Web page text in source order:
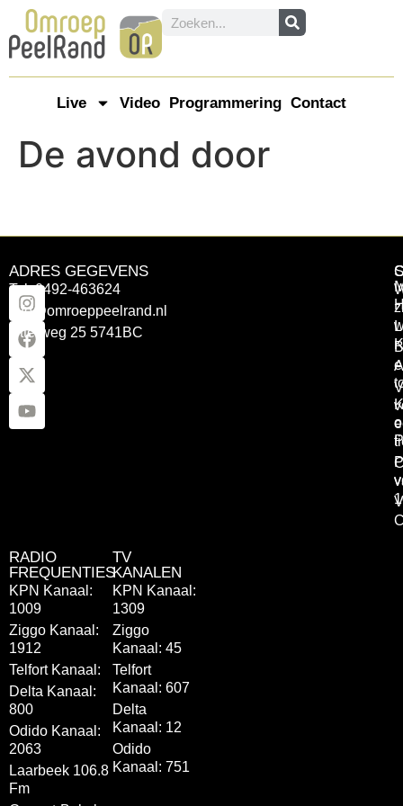
Live Video Programmering Contact
De avond door
ADRES GEGEVENS
Tel: 0492-463624
info@omroeppeelrand.nl
Otterweg 25 5741BC
RADIO
FREQUENTIES
KPN Kanaal:
1009
Ziggo Kanaal:
1912
Telfort Kanaal:
Delta Kanaal:
800
Odido Kanaal:
2063
Laarbeek 106.8
Fm
TV
KANALEN
KPN Kanaal:
1309
Ziggo
Kanaal: 45
Telfort
Kanaal: 607
Delta
Kanaal: 12
Odido
Kanaal: 751